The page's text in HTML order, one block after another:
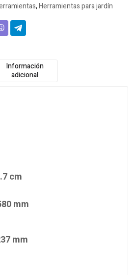
,Herramientas para jardín
Información
adicional
cm
mm
mm